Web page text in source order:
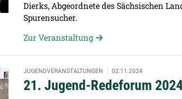
Dierks, Abgeordnete des Sächsischen
Spurensucher.
Zur Veranstaltung
21. Jugend-Redeforum
JUGENDVERANSTALTUNGEN 02.11.2024